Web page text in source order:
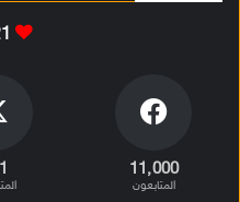
11٬000
المتابعون